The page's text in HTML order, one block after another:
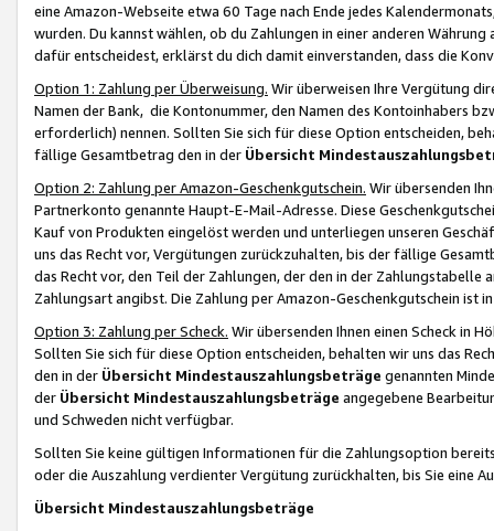
eine Amazon-Webseite etwa 60 Tage nach Ende jedes
wurden. Du kannst wählen, ob du Zahlungen in einer anderen
dafür entscheidest, erklärst du dich damit einverstanden, dass die
Option 1: Zahlung per Überweisung. Wir überweisen Ihre Vergütung
Namen der Bank, die Kontonummer, den Namen des Kontoinhabers
erforderlich) nennen. Sollten Sie sich für diese Option entscheiden,
fällige Gesamtbetrag den in der Übersicht
Option 2: Zahlung per Amazon-Geschenkgutschein. Wir übersenden
Partnerkonto genannte Haupt-E-Mail-Adresse. Diese
Kauf von Produkten eingelöst werden und unterliegen unseren
uns das Recht vor, Vergütungen zurückzuhalten, bis der fällige
das Recht vor, den Teil der Zahlungen, der den in der
Zahlungsart angibst. Die Zahlung per Amazon-Geschenkgutschein ist
Option 3: Zahlung per Scheck. Wir übersenden Ihnen einen Scheck in
Sollten Sie sich für diese Option entscheiden, behalten wir uns das
den in der Übersicht Mindestauszahlungsbeträge genannten
der Übersicht Mindestauszahlungsbeträge angegebene
und Schweden nicht verfügbar.
Sollten Sie keine gültigen Informationen für die Zahlungsoption
oder die Auszahlung verdienter Vergütung zurückhalten, bis Sie
Übersicht Mindestauszahlungsbeträge